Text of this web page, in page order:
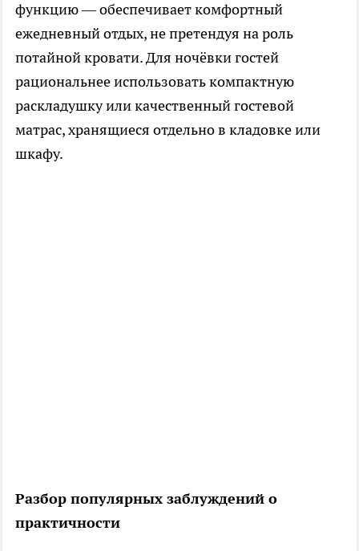
функцию — обеспечивает комфортный
ежедневный отдых, не претендуя на роль
потайной кровати. Для ночёвки гостей
рациональнее использовать компактную
раскладушку или качественный гостевой
матрас, хранящиеся отдельно в кладовке или
шкафу.
Разбор популярных заблуждений о
практичности